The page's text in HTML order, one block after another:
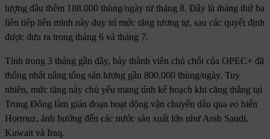
lượng dầu thêm 188.000 thùng/ngày từ tháng 8. Đây là tháng thứ ba
liên tiếp liên minh này duy trì mức tăng tương tự, sau các quyết định
được đưa ra trong tháng 6 và tháng 7.
Tính trong 3 tháng gần đây, bảy thành viên chủ chốt của OPEC+ đã
thống nhất nâng tổng sản lượng gần 800.000 thùng/ngày. Tuy
nhiên, mức tăng này chủ yếu mang tính kế hoạch khi căng thẳng tại
Trung Đông làm gián đoạn hoạt động vận chuyển dầu qua eo biển
Hormuz, ảnh hưởng đến các nước sản xuất lớn như Arab Saudi,
Kuwait và Iraq.